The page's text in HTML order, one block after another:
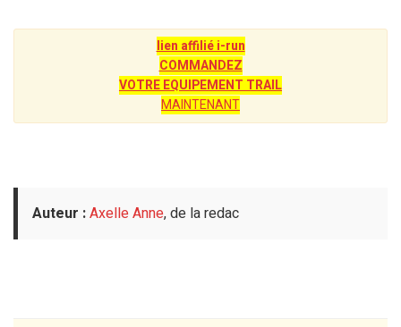
lien affilié i-run
COMMANDEZ
VOTRE EQUIPEMENT TRAIL
MAINTENANT
Auteur :Axelle Anne, de la redac